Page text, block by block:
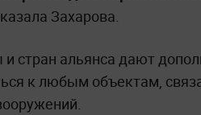
Захарова.
стран альянса дают
к любым объектам,